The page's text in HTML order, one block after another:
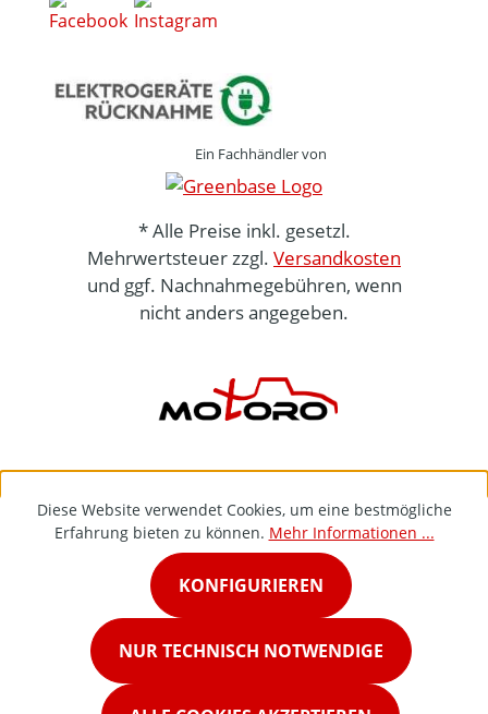
Ein Fachhändler von
* Alle Preise inkl. gesetzl.
Mehrwertsteuer zzgl. Versandkosten
und ggf. Nachnahmegebühren, wenn
nicht anders angegeben.
Diese Website verwendet Cookies, um eine bestmögliche
Erfahrung bieten zu können. Mehr Informationen ...
NUR TECHNISCH NOTWENDIGE
KONFIGURIEREN